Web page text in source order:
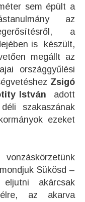
sem épült a
az
a
is készült,
megállt az
országgyűlési
Zsigó
István adott
szakaszának
ezeket
Sükösd –
akárcsak
az akarva